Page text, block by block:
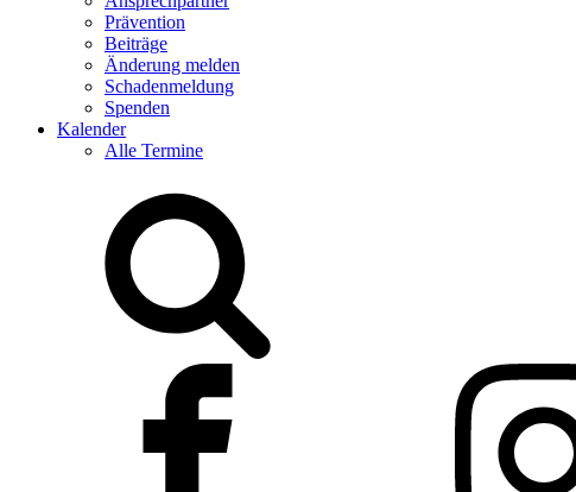
Prävention
Beiträge
Änderung melden
Schadenmeldung
Spenden
Kalender
Alle Termine